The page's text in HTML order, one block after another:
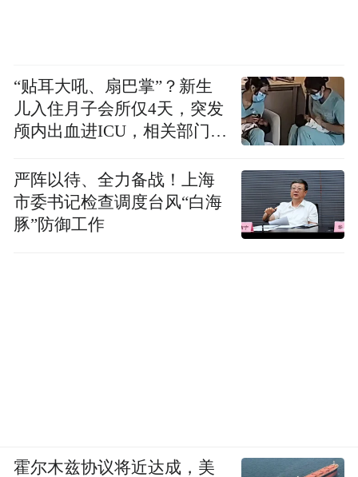
“贴耳大吼、扇巴掌”？新生
儿入住月子会所仅4天，突发
颅内出血进ICU，相关部门已
严阵以待、全力备战！上海
市委书记检查调度台风“白海
豚”防御工作
霍尔木兹协议将近达成，美